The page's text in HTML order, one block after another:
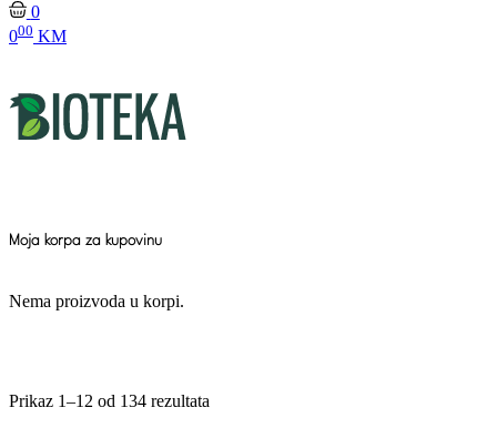
0
000 KM
Moja korpa za kupovinu
Nema proizvoda u korpi.
Prikaz 1–12 od 134 rezultata